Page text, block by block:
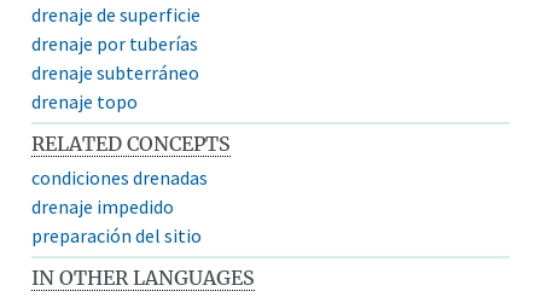
drenaje de superficie
drenaje por tuberías
drenaje subterráneo
drenaje topo
RELATED CONCEPTS
condiciones drenadas
drenaje impedido
preparación del sitio
IN OTHER LANGUAGES